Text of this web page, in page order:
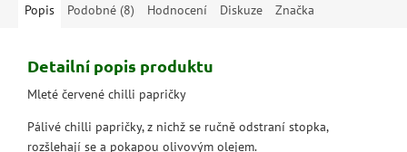
Popis Podobné (8) Hodnocení Diskuze Značka
Detailní popis produktu
Mleté červené chilli papričky
Pálivé chilli papričky, z nichž se ručně odstraní stopka,
rozšlehají se a pokapou olivovým olejem.